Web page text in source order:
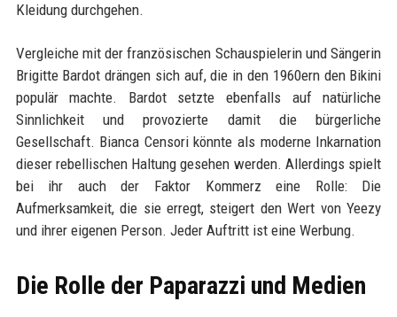
Kleidung durchgehen.
Vergleiche mit der französischen Schauspielerin und Sängerin
Brigitte Bardot drängen sich auf, die in den 1960ern den Bikini
populär machte. Bardot setzte ebenfalls auf natürliche
Sinnlichkeit und provozierte damit die bürgerliche
Gesellschaft. Bianca Censori könnte als moderne Inkarnation
dieser rebellischen Haltung gesehen werden. Allerdings spielt
bei ihr auch der Faktor Kommerz eine Rolle: Die
Aufmerksamkeit, die sie erregt, steigert den Wert von Yeezy
und ihrer eigenen Person. Jeder Auftritt ist eine Werbung.
Die Rolle der Paparazzi und Medien